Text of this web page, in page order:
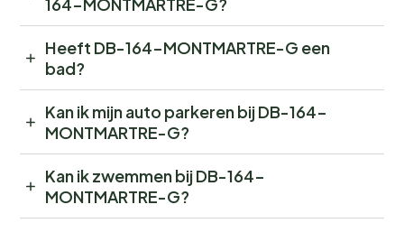
164-MONTMARTRE-G?
Heeft DB-164-MONTMARTRE-G een
bad?
Kan ik mijn auto parkeren bij DB-164-
MONTMARTRE-G?
Kan ik zwemmen bij DB-164-
MONTMARTRE-G?